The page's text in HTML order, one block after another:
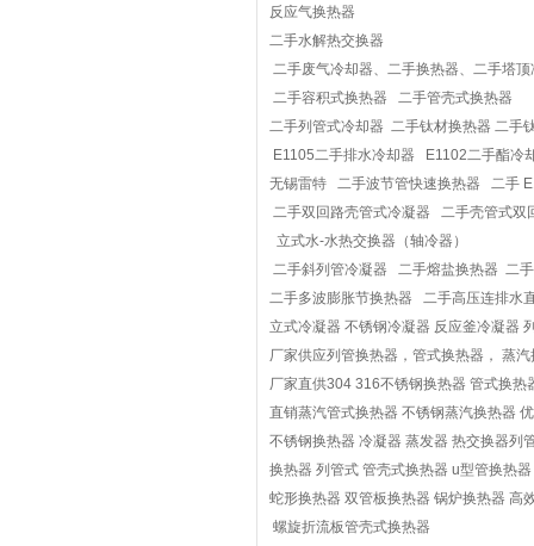
反应气换热器
二手水解热交换器
二手废气冷却器、二手换热器、二手塔
二手容积式换热器 二手管壳式换热器
二手列管式冷却器 二手钛材换热器 二
E1105二手排水冷却器 E1102二手酯冷
无锡雷特 二手波节管快速换热器 二手
二手双回路壳管式冷凝器 二手壳管式双
立式水-水热交换器（轴冷器）
二手斜列管冷凝器 二手熔盐换热器 二
二手多波膨胀节换热器 二手高压连排水
立式冷凝器 不锈钢冷凝器 反应釜冷凝器
厂家供应列管换热器，管式换热器， 蒸
厂家直供304 316不锈钢换热器 管式换热
直销蒸汽管式换热器 不锈钢蒸汽换热器
不锈钢换热器 冷凝器 蒸发器 热交换器列
换热器 列管式 管壳式换热器 u型管换热
蛇形换热器 双管板换热器 锅炉换热器
螺旋折流板管壳式换热器